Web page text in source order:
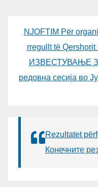
NJOFTIM Për
rregullt të
ИЗВЕСТУВАЊЕ
редовна сесија во
Rezultatet
Конечните